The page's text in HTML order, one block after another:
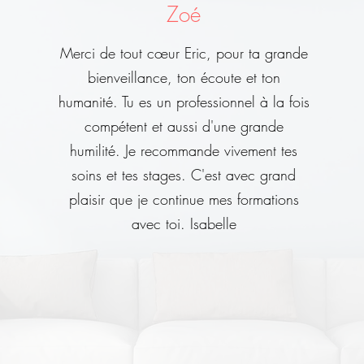
Zoé
Merci de tout cœur Eric, pour ta grande
bienveillance, ton écoute et ton
humanité. Tu es un professionnel à la fois
compétent et aussi d'une grande
humilité. Je recommande vivement tes
soins et tes stages. C'est avec grand
plaisir que je continue mes formations
avec toi. Isabelle